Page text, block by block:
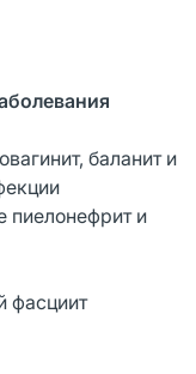
баланит и
пиелонефрит и
фасциит